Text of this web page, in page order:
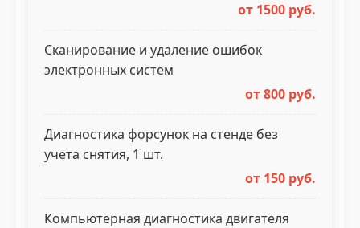
от 1500 руб.
Сканирование и удаление ошибок
электронных систем
от 800 руб.
Диагностика форсунок на стенде без
учета снятия, 1 шт.
от 150 руб.
Компьютерная диагностика двигателя